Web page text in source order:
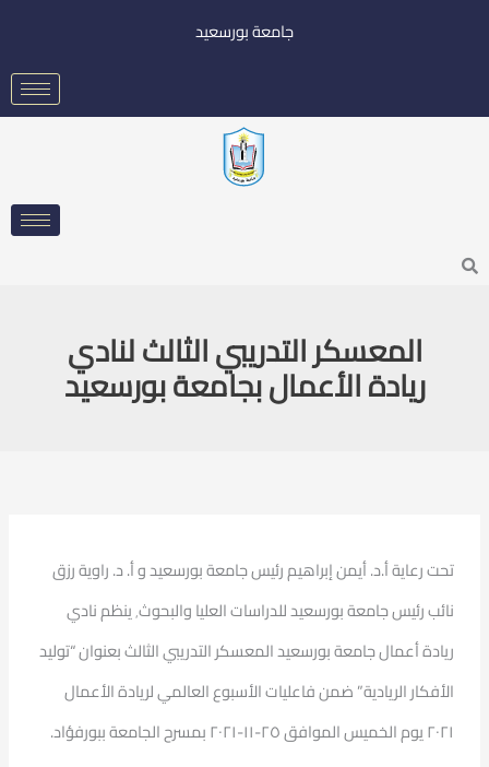
جامعة بورسعيد
Search
المعسكر التدريبي الثالث لنادي
ريادة الأعمال بجامعة بورسعيد
تحت رعاية أ.د. أيمن إبراهيم رئيس جامعة بورسعيد و أ. د. راوية رزق
نائب رئيس جامعة بورسعيد للدراسات العليا والبحوث٬ ينظم نادي
ريادة أعمال جامعة بورسعيد المعسكر التدريبي الثالث بعنوان “توليد
الأفكار الريادية” ضمن فاعليات الأسبوع العالمي لريادة الأعمال
٢٠٢١ يوم الخميس الموافق ٢٥-١١-٢٠٢١ بمسرح الجامعة ببورفؤاد.